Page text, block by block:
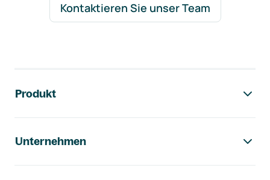
Kontaktieren Sie unser Team
Produkt
Unternehmen